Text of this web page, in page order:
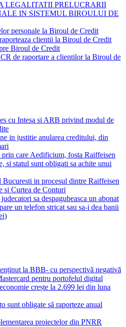
LEGALITATII PRELUCRARII
IN SISTEMUL BIROULUI DE
personale la Biroul de Credit
clientii la Biroul de Credit
Biroul de Credit
de raportare a clientilor la Biroul de
cu Intesa si ARB privind modul de
in justitie anularea creditului, din
care Aedificium, fosta Raiffeisen
si statul sunt obligati sa achite unui
in procesul dintre Raiffeisen
si Curtea de Conturi
sa despagubeasca un abonat
un telefon stricat sau sa-i dea banii
la BBB- cu perspectivă negativă
pentru portofelul digital
crește la 2.699 lei din luna
sunt obligate să raporteze anual
proiectelor din PNRR